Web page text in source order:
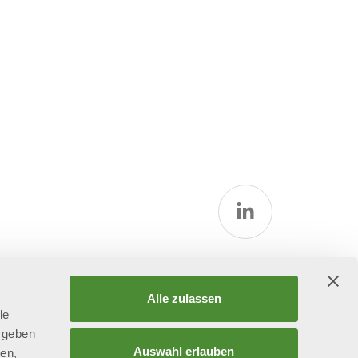
Alle zulassen
Auswahl erlauben